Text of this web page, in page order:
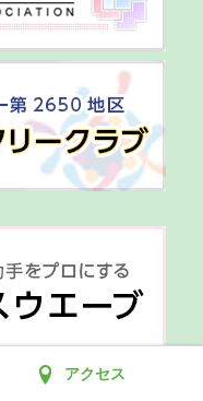
アクセス